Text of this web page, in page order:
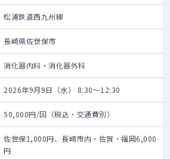
松浦鉄道西九州線
長崎県佐世保市
消化器内科・消化器外科
2026年9月9日（水） 8:30～12:30
50,000円/回（税込・交通費別）
佐世保1,000円、長崎市内・佐賀・福岡6,000
円